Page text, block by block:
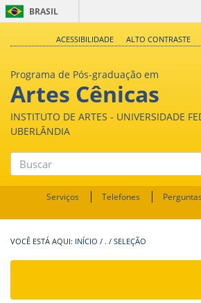
BRASIL
ACESSIBILIDADE ALTO CONTRASTE
Programa de Pós-graduação em
Artes Cênicas
INSTITUTO DE ARTES - UNIVERSIDADE
UBERLÂNDIA
Buscar
Serviços Telefones
INÍCIO / . / SELEÇÃO